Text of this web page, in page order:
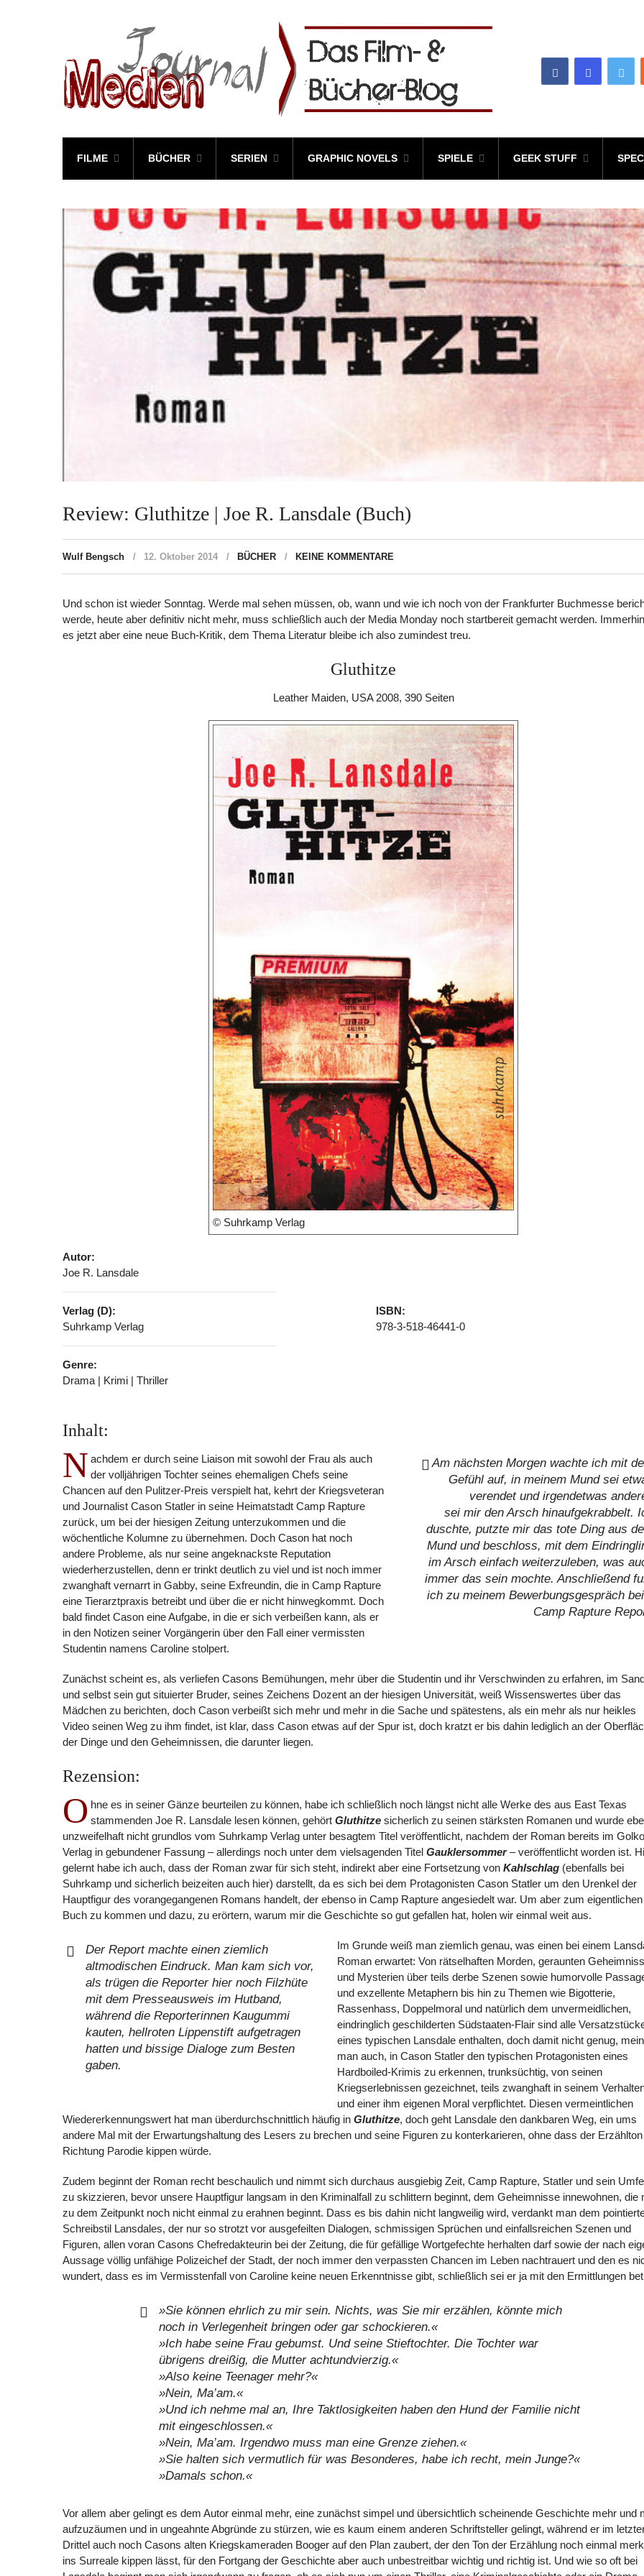
FILME BÜCHER SERIEN GRAPHIC NOVELS SPIELE GEEK STUFF
Review: Gluthitze | Joe R. Lansdale (Buch)
Wulf Bengsch 12. Oktober 2014 BÜCHER KEINE KOMMENTARE
Und schon ist wieder Sonntag. Werde mal sehen müssen, ob, wann und wie ich noch von der Frankfurter Buchmesse
werde, heute aber definitiv nicht mehr, muss schließlich auch der Media Monday noch startbereit gemacht werden.
es jetzt aber eine neue Buch-Kritik, dem Thema Literatur bleibe ich also zumindest treu.
Gluthitze
Leather Maiden, USA 2008, 390 Seiten
© Suhrkamp Verlag
Autor:
Joe R. Lansdale
Verlag (D):
Suhrkamp Verlag
ISBN:
978-3-518-46441-0
Genre:
Drama | Krimi | Thriller
Inhalt:
Am nächsten Morgen wachte ich mit
Gefühl auf, in meinem Mund sei
verendet und irgendetwas
sei mir den Arsch hinaufgekrabbelt.
duschte, putzte mir das tote Ding aus
Mund und beschloss, mit dem
im Arsch einfach weiterzuleben, was
immer das sein mochte. Anschließend
ich zu meinem Bewerbungsgespräch
Camp Rapture
N achdem er durch seine Liaison mit sowohl der Frau als auch
der volljährigen Tochter seines ehemaligen Chefs seine
Chancen auf den Pulitzer-Preis verspielt hat, kehrt der Kriegsveteran
und Journalist Cason Statler in seine Heimatstadt Camp Rapture
zurück, um bei der hiesigen Zeitung unterzukommen und die
wöchentliche Kolumne zu übernehmen. Doch Cason hat noch
andere Probleme, als nur seine angeknackste Reputation
wiederherzustellen, denn er trinkt deutlich zu viel und ist noch immer
zwanghaft vernarrt in Gabby, seine Exfreundin, die in Camp Rapture
eine Tierarztpraxis betreibt und über die er nicht hinwegkommt. Doch
bald findet Cason eine Aufgabe, in die er sich verbeißen kann, als er
in den Notizen seiner Vorgängerin über den Fall einer vermissten
Studentin namens Caroline stolpert.
Zunächst scheint es, als verliefen Casons Bemühungen, mehr über die Studentin und ihr Verschwinden zu erfahren, im
und selbst sein gut situierter Bruder, seines Zeichens Dozent an der hiesigen Universität, weiß Wissenswertes über das
Mädchen zu berichten, doch Cason verbeißt sich mehr und mehr in die Sache und spätestens, als ein mehr als nur heikles
Video seinen Weg zu ihm findet, ist klar, dass Cason etwas auf der Spur ist, doch kratzt er bis dahin lediglich an der
der Dinge und den Geheimnissen, die darunter liegen.
Rezension:
O hne es in seiner Gänze beurteilen zu können, habe ich schließlich noch längst nicht alle Werke des aus East Texas
stammenden Joe R. Lansdale lesen können, gehört Gluthitze sicherlich zu seinen stärksten Romanen und wurde
unzweifelhaft nicht grundlos vom Suhrkamp Verlag unter besagtem Titel veröffentlicht, nachdem der Roman bereits im
Verlag in gebundener Fassung – allerdings noch unter dem vielsagenden Titel Gauklersommer– veröffentlicht worden ist.
gelernt habe ich auch, dass der Roman zwar für sich steht, indirekt aber eine Fortsetzung von Kahlschlag (ebenfalls bei
Suhrkamp und sicherlich beizeiten auch hier) darstellt, da es sich bei dem Protagonisten Cason Statler um den Urenkel der
Hauptfigur des vorangegangenen Romans handelt, der ebenso in Camp Rapture angesiedelt war. Um aber zum eigentlichen
Buch zu kommen und dazu, zu erörtern, warum mir die Geschichte so gut gefallen hat, holen wir einmal weit aus.
Der Report machte einen ziemlich
altmodischen Eindruck. Man kam sich vor,
als trügen die Reporter hier noch Filzhüte
mit dem Presseausweis im Hutband,
während die Reporterinnen Kaugummi
kauten, hellroten Lippenstift aufgetragen
hatten und bissige Dialoge zum Besten
gaben.
Im Grunde weiß man ziemlich genau, was einen bei einem
Roman erwartet: Von rätselhaften Morden, geraunten
und Mysterien über teils derbe Szenen sowie humorvolle
und exzellente Metaphern bis hin zu Themen wie Bigotterie,
Rassenhass, Doppelmoral und natürlich dem unvermeidlichen,
eindringlich geschilderten Südstaaten-Flair sind alle
eines typischen Lansdale enthalten, doch damit nicht genug,
man auch, in Cason Statler den typischen Protagonisten eines
Hardboiled-Krimis zu erkennen, trunksüchtig, von seinen
Kriegserlebnissen gezeichnet, teils zwanghaft in seinem
und einer ihm eigenen Moral verpflichtet. Diesen vermeintlichen
Wiedererkennungswert hat man überdurchschnittlich häufig in Gluthitze, doch geht Lansdale den dankbaren Weg, ein ums
andere Mal mit der Erwartungshaltung des Lesers zu brechen und seine Figuren zu konterkarieren, ohne dass der
Richtung Parodie kippen würde.
Zudem beginnt der Roman recht beschaulich und nimmt sich durchaus ausgiebig Zeit, Camp Rapture, Statler und sein
zu skizzieren, bevor unsere Hauptfigur langsam in den Kriminalfall zu schlittern beginnt, dem Geheimnisse innewohnen, die
zu dem Zeitpunkt noch nicht einmal zu erahnen beginnt. Dass es bis dahin nicht langweilig wird, verdankt man dem
Schreibstil Lansdales, der nur so strotzt vor ausgefeilten Dialogen, schmissigen Sprüchen und einfallsreichen Szenen und
Figuren, allen voran Casons Chefredakteurin bei der Zeitung, die für gefällige Wortgefechte herhalten darf sowie der nach
Aussage völlig unfähige Polizeichef der Stadt, der noch immer den verpassten Chancen im Leben nachtrauert und den es
wundert, dass es im Vermisstenfall von Caroline keine neuen Erkenntnisse gibt, schließlich sei er ja mit den Ermittlungen
»Sie können ehrlich zu mir sein. Nichts, was Sie mir erzählen, könnte mich
noch in Verlegenheit bringen oder gar schockieren.«
»Ich habe seine Frau gebumst. Und seine Stieftochter. Die Tochter war
übrigens dreißig, die Mutter achtundvierzig.«
»Also keine Teenager mehr?«
»Nein, Ma’am.«
»Und ich nehme mal an, Ihre Taktlosigkeiten haben den Hund der Familie nicht
mit eingeschlossen.«
»Nein, Ma’am. Irgendwo muss man eine Grenze ziehen.«
»Sie halten sich vermutlich für was Besonderes, habe ich recht, mein Junge?«
»Damals schon.«
Vor allem aber gelingt es dem Autor einmal mehr, eine zunächst simpel und übersichtlich scheinende Geschichte mehr und
aufzuzäumen und in ungeahnte Abgründe zu stürzen, wie es kaum einem anderen Schriftsteller gelingt, während er im
Drittel auch noch Casons alten Kriegskameraden Booger auf den Plan zaubert, der den Ton der Erzählung noch einmal
ins Surreale kippen lässt, für den Fortgang der Geschichte aber auch unbestreitbar wichtig und richtig ist. Und wie so oft bei